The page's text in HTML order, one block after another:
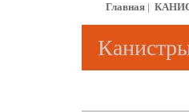
Главная |